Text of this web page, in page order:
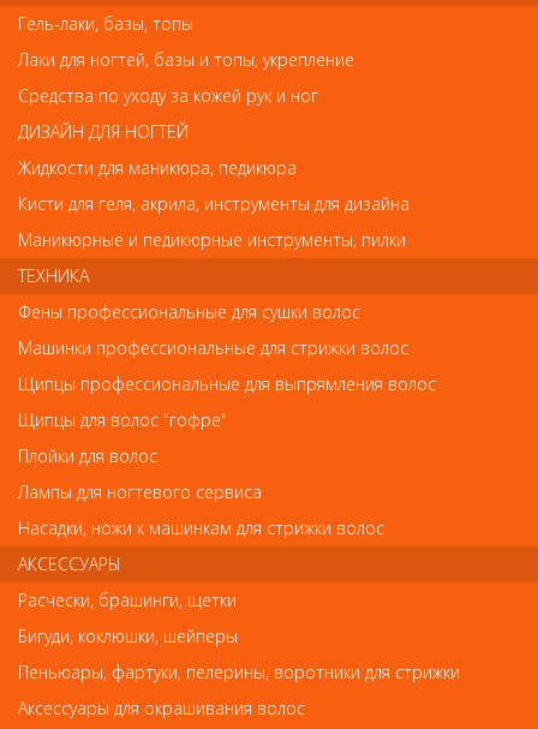
Имя
Код
Обратите внимание
Деликатный шампунь для чувствительной кожи головы 250 мл»
может отличаться от фотографий на сайте. Несовпадение
внешнего вида и комплектности реального товара с
фотографиями и описанием на сайте не является показателем
Каталог
РАСПРОДАЖА / Скидки до 50%
! Новинки ! NEW !
#РекомендуемыеТовары
УХОД ЗА ВОЛОСАМИ
Гель-лаки, базы, топы
Лаки для ногтей, базы и топы, укрепление
Средства по уходу за кожей рук и ног
ДИЗАЙН ДЛЯ НОГТЕЙ
Жидкости для маникюра, педикюра
Кисти для геля, акрила, инструменты для дизайна
Маникюрные и педикюрные инструменты, пилки
ТЕХНИКА
Фены профессиональные для сушки волос
Машинки профессиональные для стрижки волос
Щипцы профессиональные для выпрямления волос
Щипцы для волос "гофре"
Плойки для волос
Лампы для ногтевого сервиса
Насадки, ножи к машинкам для стрижки волос
АКСЕССУАРЫ
Расчески, брашинги, щетки
Бигуди, коклюшки, шейперы
Пеньюары, фартуки, пелерины, воротники для стрижки
Аксессуары для окрашивания волос